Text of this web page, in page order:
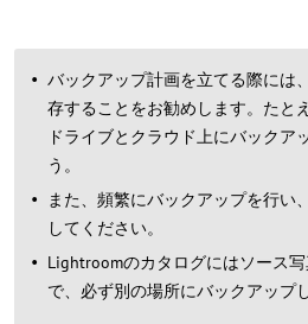
バックアップ計画を立てる際には
存することをお勧めします。たと
ドライブとクラウド上にバックア
う。
また、頻繁にバックアップを行い
してください。
Lightroomのカタログにはソース
で、必ず別の場所にバックアップ